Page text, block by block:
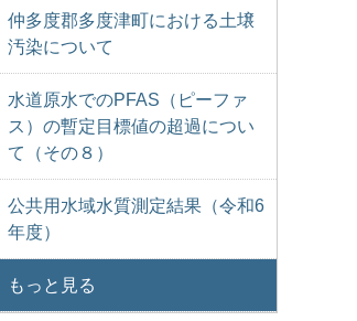
仲多度郡多度津町における土壌
汚染について
水道原水でのPFAS（ピーファ
ス）の暫定目標値の超過につい
て（その８）
公共用水域水質測定結果（令和6
年度）
もっと見る